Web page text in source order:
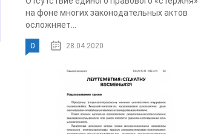
на фоне многих законодательных актов
осложняет...
0 28.04.2020